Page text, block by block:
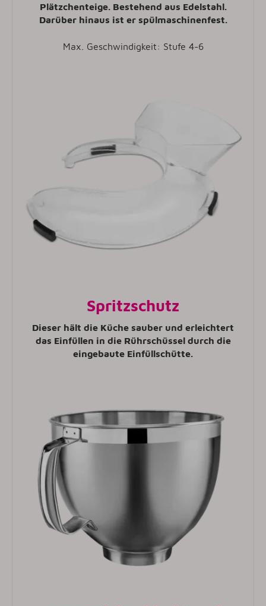
Plätzchenteige. Bestehend aus Edelstahl.
Darüber hinaus ist er spülmaschinenfest.
Max. Geschwindigkeit: Stufe 4-6
Spritzschutz
Dieser hält die Küche sauber und erleichtert
das Einfüllen in die Rührschüssel durch die
eingebaute Einfüllschütte.